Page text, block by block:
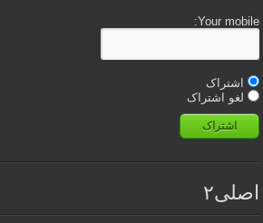
Your mobile:
اشتراک
لغو اشتراک
اشتراک
اصلی۲